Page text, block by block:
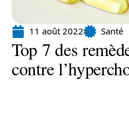
11 août 2022 Santé
Top 7 des
contre